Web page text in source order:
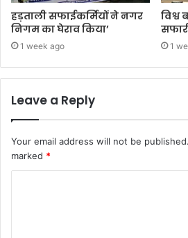
हड़ताली सफाईकर्मियों ने नगर
निगम का घेराव किया’
1 week ago
विश्व
1
Leave a Reply
Your email address will not be published.
marked *